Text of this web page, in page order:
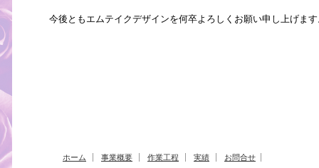
今後ともエムテイクデザインを何卒よろしくお願い申し上げま
ホーム 事業概要 作業工程 実績 お問合せ